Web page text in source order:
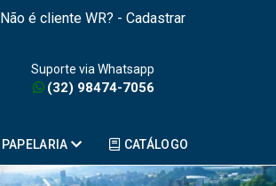
Não é cliente WR? - Cadastrar
Suporte via Whatsapp
(32) 98474-7056
PAPELARIA CATÁLOGO